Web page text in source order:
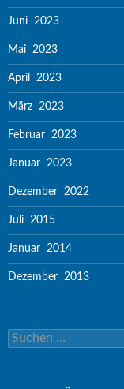
Juni 2023
Mai 2023
April 2023
März 2023
Februar 2023
Januar 2023
Dezember 2022
Juli 2015
Januar 2014
Dezember 2013
Suchen nach: